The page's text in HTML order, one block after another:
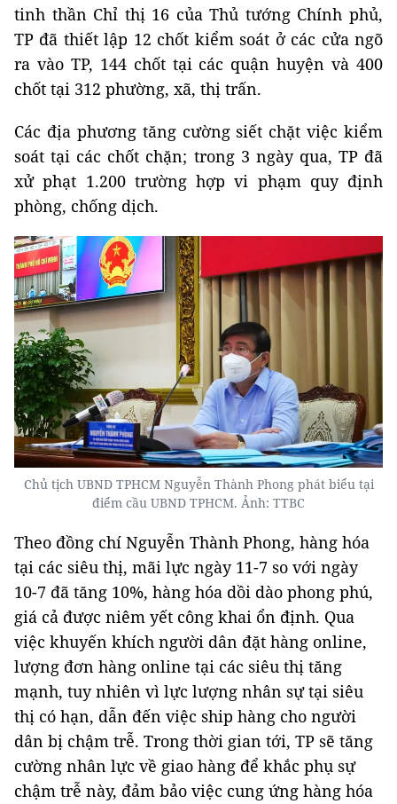
tinh thần Chỉ thị 16 của Thủ tướng Chính phủ,
TP đã thiết lập 12 chốt kiểm soát ở các cửa ngõ
ra vào TP, 144 chốt tại các quận huyện và 400
chốt tại 312 phường, xã, thị trấn.
Các địa phương tăng cường siết chặt việc kiểm
soát tại các chốt chặn; trong 3 ngày qua, TP đã
xử phạt 1.200 trường hợp vi phạm quy định
phòng, chống dịch.
Chủ tịch UBND TPHCM Nguyễn Thành Phong phát biểu tại
điểm cầu UBND TPHCM. Ảnh: TTBC
Theo đồng chí Nguyễn Thành Phong, hàng hóa
tại các siêu thị, mãi lực ngày 11-7 so với ngày
10-7 đã tăng 10%, hàng hóa dồi dào phong phú,
giá cả được niêm yết công khai ổn định. Qua
việc khuyến khích người dân đặt hàng online,
lượng đơn hàng online tại các siêu thị tăng
mạnh, tuy nhiên vì lực lượng nhân sự tại siêu
thị có hạn, dẫn đến việc ship hàng cho người
dân bị chậm trễ. Trong thời gian tới, TP sẽ tăng
cường nhân lực về giao hàng để khắc phụ sự
chậm trễ này, đảm bảo việc cung ứng hàng hóa